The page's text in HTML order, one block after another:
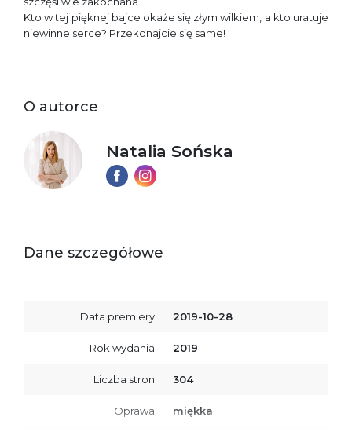
Kto w tej pięknej bajce okaże się złym wilkiem, a kto uratuje
niewinne serce? Przekonajcie się same!
O autorce
Natalia Sońska
Dane szczegółowe
Data premiery: 2019-10-28
Rok wydania: 2019
Liczba stron: 304
Oprawa: miękka